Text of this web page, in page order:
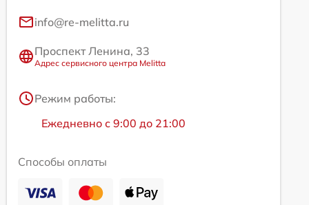
info@re-melitta.ru
Проспект Ленина, 33
Адрес сервисного центра Melitta
Режим работы:
Ежедневно с 9:00 до 21:00
Способы оплаты